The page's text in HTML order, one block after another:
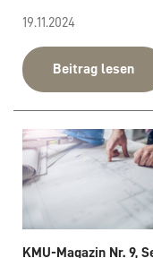
19.11.2024
Beitrag lesen
KMU-Magazin Nr. 9,